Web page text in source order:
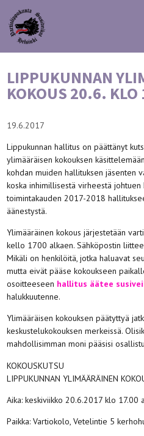
LIPPUKUNNAN
KOKOUS 20.6. KLO
19.6.2017
Lippukunnan hallitus on päättänyt
ylimääräisen kokouksen
kohdan muiden hallituksen jäsenten
koska inhimillisestä virheestä johtuen
toimintakauden 2017-2018
äänestystä.
Ylimääräinen kokous järjestetään
kello 1700 alkaen. Sähköpostin
Mikäli on henkilöitä, jotka haluavat
mutta eivät pääse kokoukseen
osoitteeseen hallitus äätee
halukkuutenne.
Ylimääräisen kokouksen päätyttyä
keskustelukokouksen merkeissä.
mahdollisimman moni pääsisi
KOKOUSKUTSU
LIPPUKUNNAN YLIMÄÄRÄINEN
Aika: keskiviikko 20.6.2017 klo 17.00
Paikka: Vartiokolo, Vetelintie 5